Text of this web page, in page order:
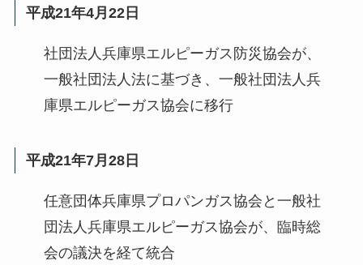
平成21年4月22日
社団法人兵庫県エルピーガス防災協会が、
一般社団法人法に基づき、一般社団法人兵
庫県エルピーガス協会に移行
平成21年7月28日
任意団体兵庫県プロパンガス協会と一般社
団法人兵庫県エルピーガス協会が、臨時総
会の議決を経て統合